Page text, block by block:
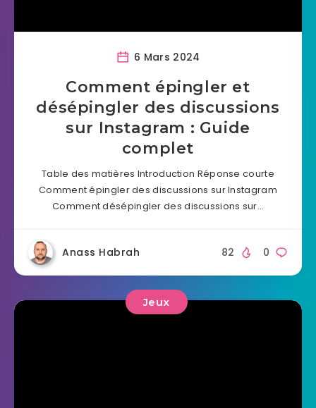
6 Mars 2024
Comment épingler et
désépingler des discussions
sur Instagram : Guide
complet
Table des matières Introduction Réponse courte
Comment épingler des discussions sur Instagram
Comment désépingler des discussions sur…
Anass Habrah 0
82
Jeux